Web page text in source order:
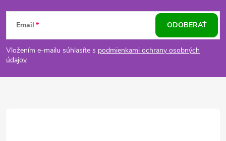
Z
á
p
Email
Vložením e-mailu súhlasíte s podmienkami ochrany osobných
údajov
ODOBERAŤ